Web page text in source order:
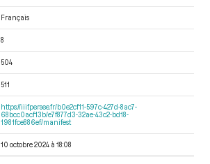
Français
8
504
511
https://iiif.persee.fr/b0e2cf11-597c-427d-8ac7-
68bcc0acf13b/e7f877d3-32ae-43c2-bd18-
1981fce886ef/manifest
10 octobre 2024 à 18:08